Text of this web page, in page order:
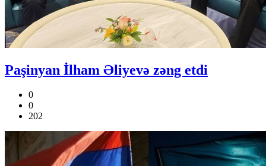
Paşinyan İlham Əliyevə zəng etdi
0
0
202